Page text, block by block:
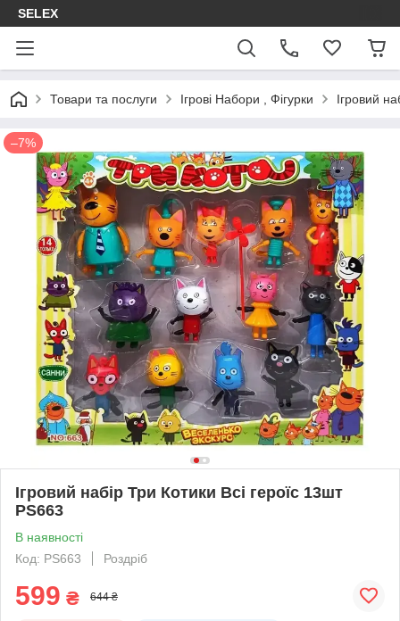
SELEX
Товари та послуги Ігрові Набори , Фігурки Ігровий
–7%
Ігровий набір Три Котики Всі героїс 13шт
PS663
В наявності
Код: PS663
Роздріб
599 ₴ 644 ₴